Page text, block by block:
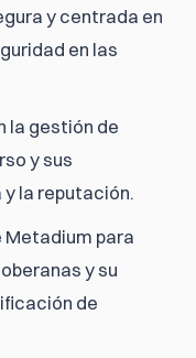
y centrada en
en las
la gestión de
y sus
la reputación.
Metadium para
y su
de